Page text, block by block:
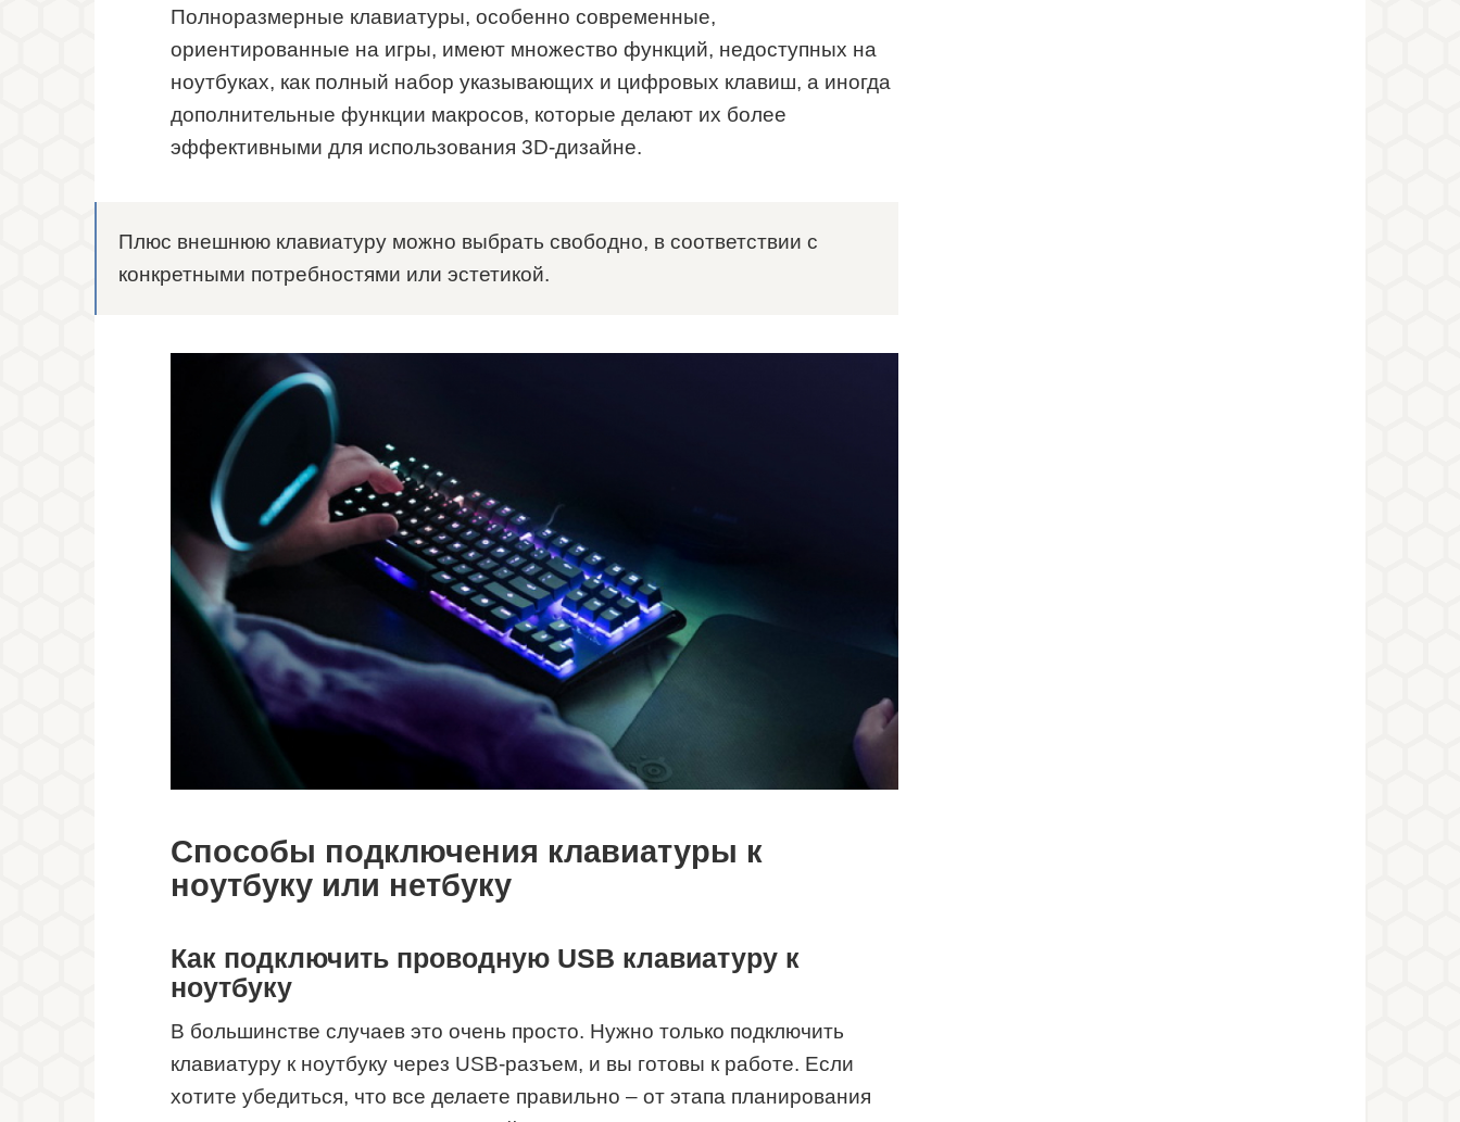
Полноразмерные клавиатуры, особенно современные,
ориентированные на игры, имеют множество функций, недоступных на
ноутбуках, как полный набор указывающих и цифровых клавиш, а иногда
дополнительные функции макросов, которые делают их более
эффективными для использования 3D-дизайне.
Плюс внешнюю клавиатуру можно выбрать свободно, в соответствии с
конкретными потребностями или эстетикой.
Способы подключения клавиатуры к
ноутбуку или нетбуку
Как подключить проводную USB клавиатуру к
ноутбуку
В большинстве случаев это очень просто. Нужно только подключить
клавиатуру к ноутбуку через USB-разъем, и вы готовы к работе. Если
хотите убедиться, что все делаете правильно – от этапа планирования